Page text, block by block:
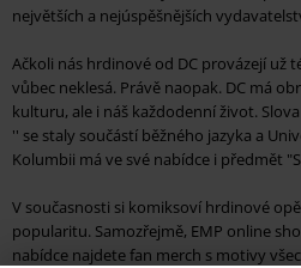
největších a nejúspěšnějších
Ačkoli nás hrdinové od DC provázejí už
vůbec neklesá. Právě naopak. DC má
kulturu, ale i náš každodenní život.
'' se staly součástí běžného jazyka a
Kolumbii má ve své nabídce i předmět
V současnosti si komiksoví hrdinové
popularitu. Samozřejmě, EMP online
nabídce najdete fan merch s motivy